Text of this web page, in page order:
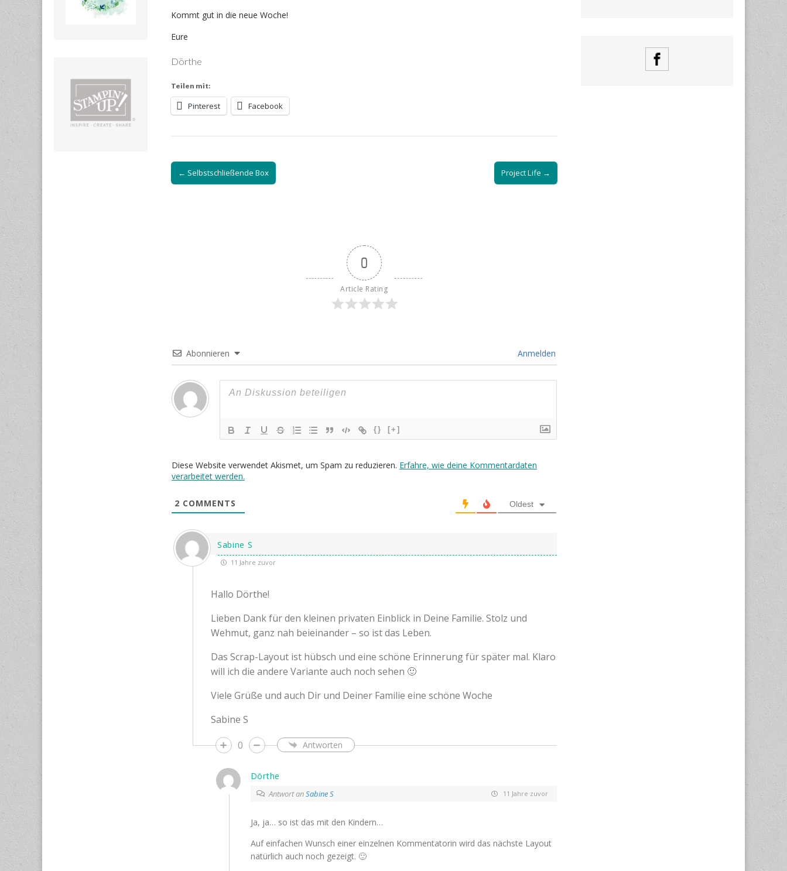
Kommt gut in die neue Woche!
Eure
Dörthe
Teilen mit:
Pinterest Facebook
Post
navigation
← Selbstschließende Box Project Life →
0
Article Rating
Abonnieren Anmelden
{} [+]
Diese Website verwendet Akismet, um Spam zu reduzieren. Erfahre, wie deine Kommentardaten
verarbeitet werden.
2 COMMENTS Oldest
Sabine S
11 Jahre zuvor
Hallo Dörthe!
Lieben Dank für den kleinen privaten Einblick in Deine Familie. Stolz und
Wehmut, ganz nah beieinander – so ist das Leben.
Das Scrap-Layout ist hübsch und eine schöne Erinnerung für später mal. Klaro
will ich die andere Variante auch noch sehen 🙂
Viele Grüße und auch Dir und Deiner Familie eine schöne Woche
Sabine S
0
Antworten
Dörthe
Antwort anSabine S 11 Jahre zuvor
Ja, ja… so ist das mit den Kindern…
Auf einfachen Wunsch einer einzelnen Kommentatorin wird das nächste Layout
natürlich auch noch gezeigt. 🙂